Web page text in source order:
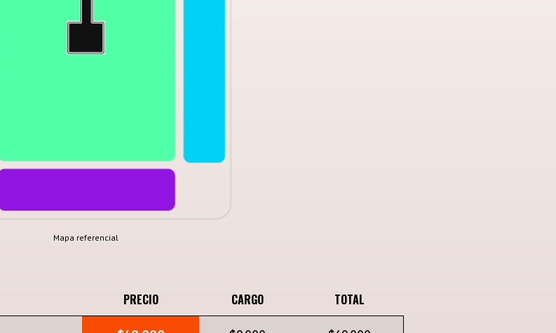
Mapa referencial
PRECIO CARGO TOTAL